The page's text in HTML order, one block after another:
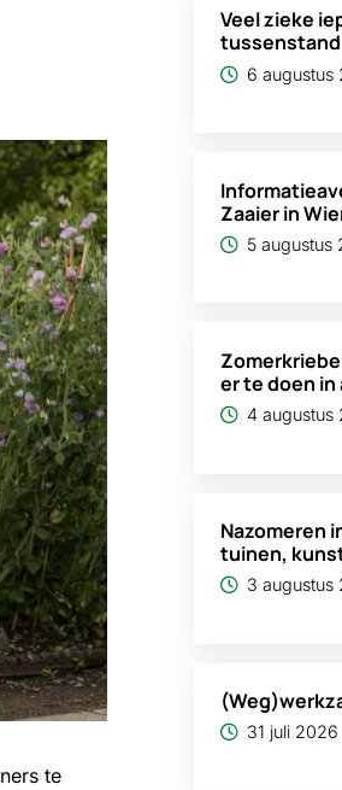
te
Veel zieke
6 augustus
Zaaier in
5 augustus
er te doen
4 augustus
Nazomeren
tuinen,
3 augustus
31 juli 2026